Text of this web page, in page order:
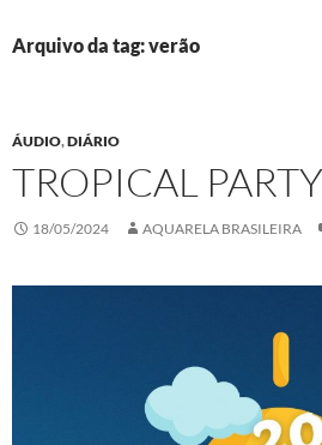
CONTEÚDO
Arquivo da tag: verão
ÁUDIO,DIÁRIO
TROPICAL
18/05/2024 AQUARELA BRASILEIRA